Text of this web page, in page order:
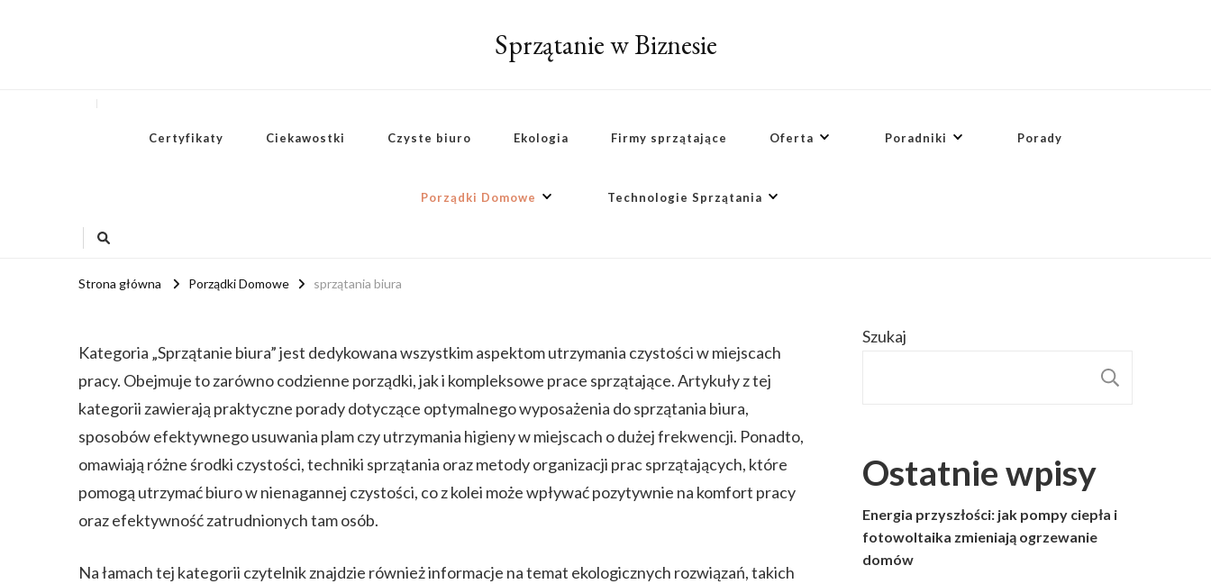
Sprzątanie w Biznesie
Certyfikaty Ciekawostki Czyste biuro Ekologia Firmy sprzątające Oferta Poradniki Porady
Porządki Domowe Technologie Sprzątania
Strona główna Porządki Domowe sprzątania biura
Kategoria „Sprzątanie biura” jest dedykowana wszystkim aspektom utrzymania czystości w miejscach
pracy. Obejmuje to zarówno codzienne porządki, jak i kompleksowe prace sprzątające. Artykuły z tej
kategorii zawierają praktyczne porady dotyczące optymalnego wyposażenia do sprzątania biura,
sposobów efektywnego usuwania plam czy utrzymania higieny w miejscach o dużej frekwencji. Ponadto,
omawiają różne środki czystości, techniki sprzątania oraz metody organizacji prac sprzątających, które
pomogą utrzymać biuro w nienagannej czystości, co z kolei może wpływać pozytywnie na komfort pracy
oraz efektywność zatrudnionych tam osób.
Na łamach tej kategorii czytelnik znajdzie również informacje na temat ekologicznych rozwiązań, takich
Szukaj
Ostatnie wpisy
Energia przyszłości: jak pompy ciepła i
fotowoltaika zmieniają ogrzewanie
domów